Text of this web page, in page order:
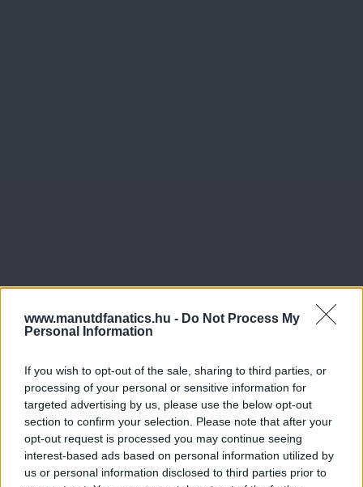
www.manutdfanatics.hu - Do Not Process My
Personal Information
If you wish to opt-out of the sale, sharing to third parties, or
processing of your personal or sensitive information for
targeted advertising by us, please use the below opt-out
section to confirm your selection. Please note that after your
opt-out request is processed you may continue seeing
interest-based ads based on personal information utilized by
us or personal information disclosed to third parties prior to